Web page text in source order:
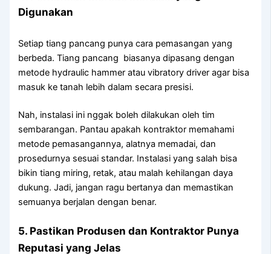
Digunakan
Setiap tiang pancang punya cara pemasangan yang
berbeda. Tiang pancang biasanya dipasang dengan
metode hydraulic hammer atau vibratory driver agar bisa
masuk ke tanah lebih dalam secara presisi.
Nah, instalasi ini nggak boleh dilakukan oleh tim
sembarangan. Pantau apakah kontraktor memahami
metode pemasangannya, alatnya memadai, dan
prosedurnya sesuai standar. Instalasi yang salah bisa
bikin tiang miring, retak, atau malah kehilangan daya
dukung. Jadi, jangan ragu bertanya dan memastikan
semuanya berjalan dengan benar.
5. Pastikan Produsen dan Kontraktor Punya
Reputasi yang Jelas